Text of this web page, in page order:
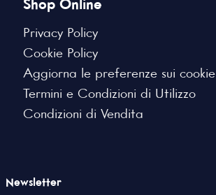
Shop Online
Privacy Policy
Cookie Policy
Aggiorna le preferenze sui cookie
Termini e Condizioni di Utilizzo
Condizioni di Vendita
Newsletter